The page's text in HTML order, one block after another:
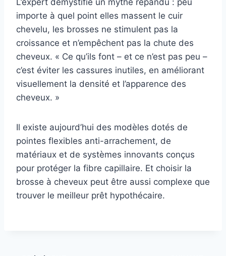
L’expert démystifie un mythe répandu : peu
importe à quel point elles massent le cuir
chevelu, les brosses ne stimulent pas la
croissance et n’empêchent pas la chute des
cheveux. « Ce qu’ils font – et ce n’est pas peu –
c’est éviter les cassures inutiles, en améliorant
visuellement la densité et l’apparence des
cheveux. »
Il existe aujourd’hui des modèles dotés de
pointes flexibles anti-arrachement, de
matériaux et de systèmes innovants conçus
pour protéger la fibre capillaire. Et choisir la
brosse à cheveux peut être aussi complexe que
trouver le meilleur prêt hypothécaire.